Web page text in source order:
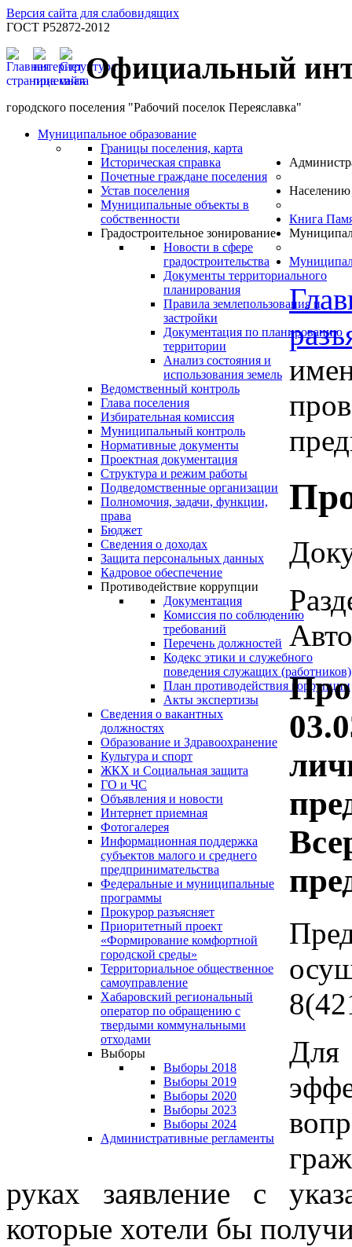
Версия сайта для слабовидящих
ГОСТ Р52872-2012
Официальный
городского поселения "Рабочий поселок Переяславка"
Муниципальное образование
Границы поселения, карта
Историческая справка
Почетные граждане поселения
Устав поселения
Муниципальные объекты в
собственности
Градостроительное зонирование
Новости в сфере
градостроительства
Документы территориального
планирования
Правила землепользования и
застройки
Документация по планированию
территории
Анализ состояния и
использования земель
Ведомственный контроль
Глава поселения
Избирательная комиссия
Муниципальный контроль
Нормативные документы
Проектная документация
Структура и режим работы
Подведомственные организации
Полномочия, задачи, функции,
права
Бюджет
Сведения о доходах
Защита персональных данных
Кадровое обеспечение
Противодействие коррупции
Документация
Комиссия по соблюдению
требований
Перечень должностей
Кодекс этики и служебного
поведения служащих (работников)
План противодействия коррупции
Акты экспертизы
Сведения о вакантных
должностях
Населению
Образование и Здравоохранение
Культура и спорт
ЖКХ и Социальная защита
ГО и ЧС
Объявления и новости
Интернет приемная
Фотогалерея
Информационная поддержка
субъектов малого и среднего
предпринимательства
Федеральные и муниципальные
программы
Прокурор разъясняет
Приоритетный проект
«Формирование комфортной
городской среды»
Территориальное общественное
самоуправление
Хабаровский региональный
оператор по обращению с
твердыми коммунальными
отходами
Выборы
Выборы 2018
Выборы 2019
Выборы 2020
Выборы 2023
Выборы 2024
Книга
Административные регламенты
руках заявление с
которые хотели бы